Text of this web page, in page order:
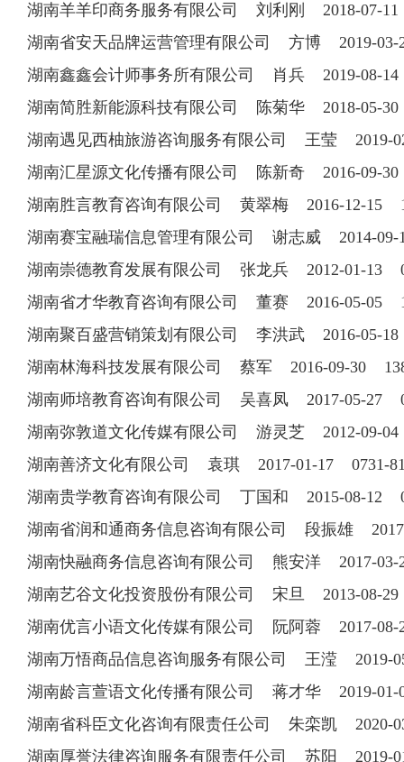
湖南羊羊印商务服务有限公司 刘利刚 2018-07-
湖南省安天品牌运营管理有限公司 方博 2019-
湖南鑫鑫会计师事务所有限公司 肖兵 2019-08-
湖南简胜新能源科技有限公司 陈菊华 2018-05-
湖南遇见西柚旅游咨询服务有限公司 王莹
湖南汇星源文化传播有限公司 陈新奇 2016-09-
湖南胜言教育咨询有限公司 黄翠梅 2016-12-15
湖南赛宝融瑞信息管理有限公司 谢志威 2014-
湖南崇德教育发展有限公司 张龙兵 2012-01-13
湖南省才华教育咨询有限公司 董赛 2016-05-05
湖南聚百盛营销策划有限公司 李洪武 2016-05-
湖南林海科技发展有限公司 蔡军 2016-09-30
湖南师培教育咨询有限公司 吴喜凤 2017-05-27
湖南弥敦道文化传媒有限公司 游灵芝 2012-09-
湖南善济文化有限公司 袁琪 2017-01-17 0731-
湖南贵学教育咨询有限公司 丁国和 2015-08-12
湖南省润和通商务信息咨询有限公司 段振雄
湖南快融商务信息咨询有限公司 熊安洋 2017-
湖南艺谷文化投资股份有限公司 宋旦 2013-08-
湖南优言小语文化传媒有限公司 阮阿蓉 2017-
湖南万悟商品信息咨询服务有限公司 王滢
湖南龄言萱语文化传播有限公司 蒋才华 2019-
湖南省科臣文化咨询有限责任公司 朱栾凯
湖南厚誉法律咨询服务有限责任公司 苏阳